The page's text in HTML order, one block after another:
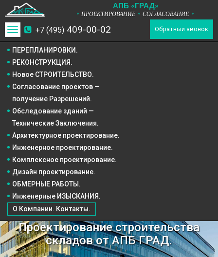
АПБ «ГРАД»
* ПРОЕКТИРОВАНИЕ * СОГЛАСОВАНИЕ *
+7 (495) 409-00-02 Обратный звонок
Toggle
navigation
ПЕРЕПЛАНИРОВКИ.
РЕКОНСТРУКЦИЯ.
Новое СТРОИТЕЛЬСТВО.
ОБМЕРНЫЕ РАБОТЫ.
Инженерные ИЗЫСКАНИЯ.
О Компании. Контакты.
Согласование проектов —
получение Разрешений.
Обследование зданий —
Технические Заключения.
Архитектурное проектирование.
Инженерное проектирование.
Комплексное проектирование.
Дизайн проектирование.
Проектирование строительства
складов от АПБ ГРАД.